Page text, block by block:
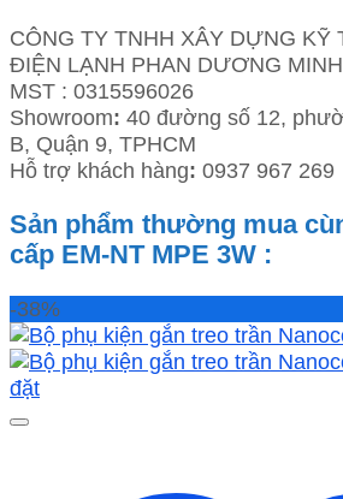
CÔNG TY TNHH XÂY DỰNG KỸ
ĐIỆN LẠNH PHAN DƯƠNG MINH
MST : 0315596026
Showroom: 40 đường số 12,
B, Quận 9, TPHCM
Hỗ trợ khách hàng: 0937 967 269
Sản phẩm thường mua
cấp EM-NT MPE 3W :
-38%